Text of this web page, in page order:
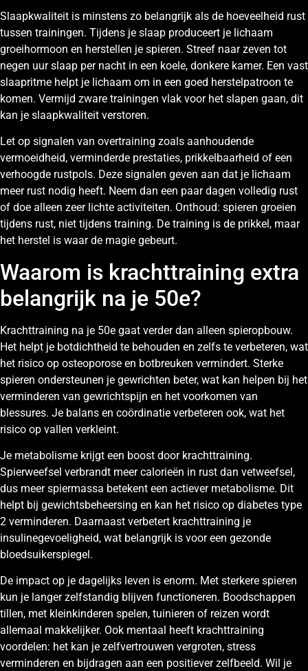
Slaapkwaliteit is minstens zo belangrijk als de hoeveelheid rust
tussen trainingen. Tijdens je slaap produceert je lichaam
groeihormoon en herstellen je spieren. Streef naar zeven tot
negen uur slaap per nacht in een koele, donkere kamer. Een vast
slaapritme helpt je lichaam om in een goed herstelpatroon te
komen. Vermijd zware trainingen vlak voor het slapen gaan, dit
kan je slaapkwaliteit verstoren.
Let op signalen van overtraining zoals aanhoudende
vermoeidheid, verminderde prestaties, prikkelbaarheid of een
verhoogde rustpols. Deze signalen geven aan dat je lichaam
meer rust nodig heeft. Neem dan een paar dagen volledig rust
of doe alleen zeer lichte activiteiten. Onthoud: spieren groeien
tijdens rust, niet tijdens training. De training is de prikkel, maar
het herstel is waar de magie gebeurt.
Waarom is krachttraining extra
belangrijk na je 50e?
Krachttraining na je 50e gaat verder dan alleen spieropbouw.
Het helpt je botdichtheid te behouden en zelfs te verbeteren, wat
het risico op osteoporose en botbreuken vermindert. Sterke
spieren ondersteunen je gewrichten beter, wat kan helpen bij het
verminderen van gewrichtspijn en het voorkomen van
blessures. Je balans en coördinatie verbeteren ook, wat het
risico op vallen verkleint.
Je metabolisme krijgt een boost door krachttraining.
Spierweefsel verbrandt meer calorieën in rust dan vetweefsel,
dus meer spiermassa betekent een actiever metabolisme. Dit
helpt bij gewichtsbeheersing en kan het risico op diabetes type
2 verminderen. Daarnaast verbetert krachttraining je
insulinegevoeligheid, wat belangrijk is voor een gezonde
bloedsuikerspiegel.
De impact op je dagelijks leven is enorm. Met sterkere spieren
kun je langer zelfstandig blijven functioneren. Boodschappen
tillen, met kleinkinderen spelen, tuinieren of reizen wordt
allemaal makkelijker. Ook mentaal heeft krachttraining
voordelen: het kan je zelfvertrouwen vergroten, stress
verminderen en bijdragen aan een positiever zelfbeeld. Wil je